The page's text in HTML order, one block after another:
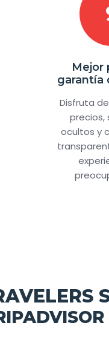
Mejor
garantía
Disfruta
precios,
ocultos y